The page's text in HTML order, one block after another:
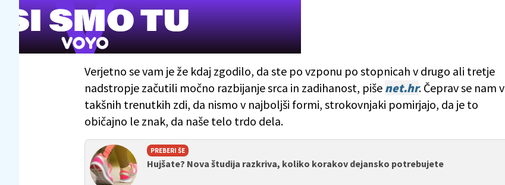
Verjetno se vam je že kdaj zgodilo, da ste po vzponu po stopnicah v drugo ali tretje
nadstropje začutili močno razbijanje srca in zadihanost, piše net.hr. Čeprav se nam v
takšnih trenutkih zdi, da nismo v najboljši formi, strokovnjaki pomirjajo, da je to
običajno le znak, da naše telo trdo dela.
PREBERI ŠE
Hujšate? Nova študija razkriva, koliko korakov dejansko potrebujete